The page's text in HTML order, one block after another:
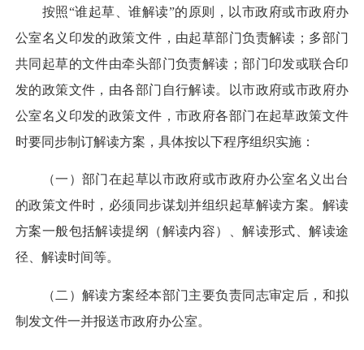
按照“谁起草、谁解读”的原则，以市政府或市政府办
公室名义印发的政策文件，由起草部门负责解读；多部门
共同起草的文件由牵头部门负责解读；部门印发或联合印
发的政策文件，由各部门自行解读。以市政府或市政府办
公室名义印发的政策文件，市政府各部门在起草政策文件
时要同步制订解读方案，具体按以下程序组织实施：
（一）部门在起草以市政府或市政府办公室名义出台
的政策文件时，必须同步谋划并组织起草解读方案。解读
方案一般包括解读提纲（解读内容）、解读形式、解读途
径、解读时间等。
（二）解读方案经本部门主要负责同志审定后，和拟
制发文件一并报送市政府办公室。